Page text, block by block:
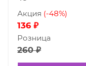
136 ₽
Акция (-48%)
260 ₽
Розница